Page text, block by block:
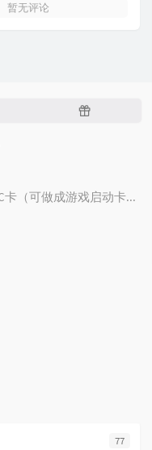
暂无评论
随
手把手教你如何自定义手环（表）NFC卡（可做成游戏启动卡和电子名片）
77